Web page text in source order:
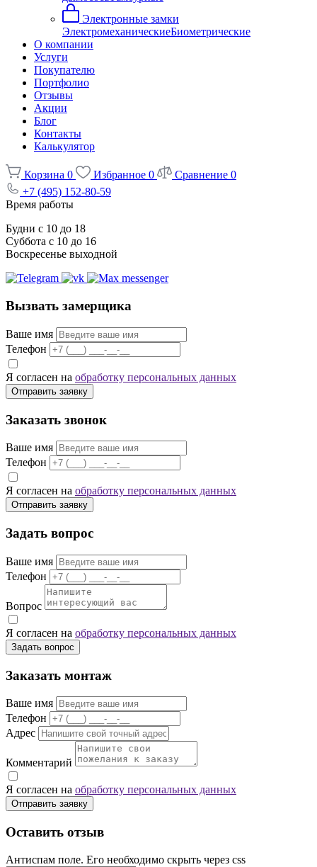
Электронные замки
ЭлектромеханическиеБиометрические
О компании
Услуги
Покупателю
Портфолио
Отзывы
Акции
Блог
Контакты
Калькулятор
Корзина 0 Избранное 0 Сравнение 0
+7 (495) 152-80-59
Время работы
Будни с 10 до 18
Суббота с 10 до 16
Воскресенье выходной
Вызвать замерщика
Ваше имя
Телефон
Я согласен на обработку персональных данных
Отправить заявку
Заказать звонок
Ваше имя
Телефон
Я согласен на обработку персональных данных
Отправить заявку
Задать вопрос
Ваше имя
Телефон
Вопрос
Я согласен на обработку персональных данных
Задать вопрос
Заказать монтаж
Ваше имя
Телефон
Адрес
Комментарий
Я согласен на обработку персональных данных
Отправить заявку
Оставить отзыв
Антиспам поле. Его необходимо скрыть через css